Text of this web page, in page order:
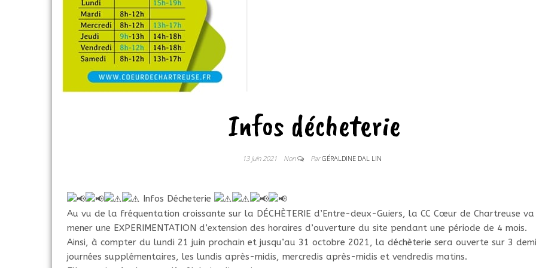
Infos décheterie
13 juin 2021 Non ParGÉRALDINE DAL LIN
Infos Décheterie
Au vu de la fréquentation croissante sur la DÉCHÈTERIE d’Entre-deux-Guiers, la CC Cœur de Chartreuse va
mener une EXPERIMENTATION d’extension des horaires d’ouverture du site pendant une période de 4 mois.
Ainsi, à compter du lundi 21 juin prochain et jusqu’au 31 octobre 2021, la déchèterie sera ouverte sur 3
journées supplémentaires, les lundis après-midis, mercredis après-midis et vendredis matins.